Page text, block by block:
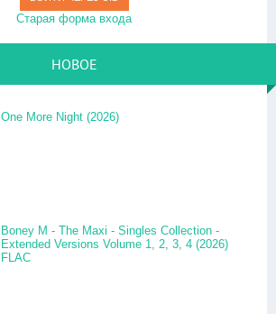
Старая форма входа
НОВОЕ
One More Night (2026)
Boney M - The Maxi - Singles Collection -
Extended Versions Volume 1, 2, 3, 4 (2026)
FLAC